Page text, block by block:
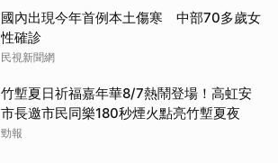
國內出現今年首例本土傷寒 中部70多歲女
性確診
民視新聞網
竹塹夏日祈福嘉年華8/7熱鬧登場！高虹安
市長邀市民同樂180秒煙火點亮竹塹夏夜
勁報